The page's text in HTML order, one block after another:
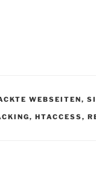
WEBSEITEN,
, HTACCESS,